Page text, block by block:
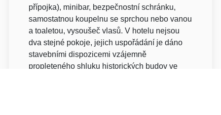
přípojka), minibar, bezpečnostní schránku,
samostatnou koupelnu se sprchou nebo vanou
a toaletou, vysoušeč vlasů. V hotelu nejsou
dva stejné pokoje, jejich uspořádání je dáno
stavebními dispozicemi vzájemně
propleteného shluku historických budov ve